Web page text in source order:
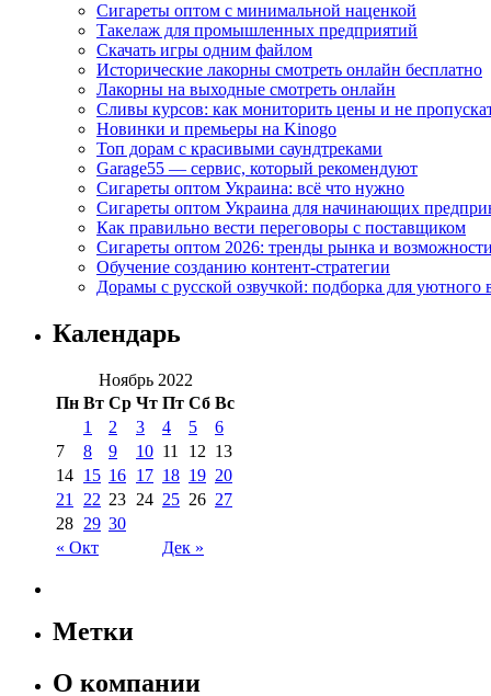
Сигареты оптом с минимальной наценкой
Такелаж для промышленных предприятий
Скачать игры одним файлом
Исторические лакорны смотреть онлайн бесплатно
Лакорны на выходные смотреть онлайн
Сливы курсов: как мониторить цены и не
Новинки и премьеры на Kinogo
Топ дорам с красивыми саундтреками
Garage55 — сервис, который рекомендуют
Сигареты оптом Украина: всё что нужно
Сигареты оптом Украина для начинающих
Как правильно вести переговоры с поставщиком
Сигареты оптом 2026: тренды рынка и возможности
Обучение созданию контент-стратегии
Дорамы с русской озвучкой: подборка для уютного
Календарь
Ноябрь 2022
Пн Вт Ср Чт Пт Сб Вс
« Окт Дек »
1 2 3 4 5
6
7
8 9 10 11 12 13
14 15 16 17 18 19 20
21
22 23 24 25 26 27
28 29 30
Метки
О компании